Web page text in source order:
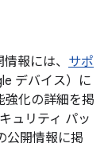
報には、 サポ
デバイス）に
強化の詳細を掲
ュリティ パッ
公開情報に掲